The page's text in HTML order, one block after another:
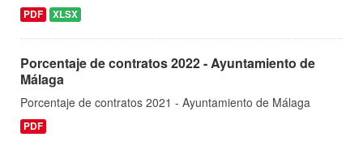
PDF XLSX
Porcentaje de contratos 2022 - Ayuntamiento de
Málaga
Porcentaje de contratos 2021 - Ayuntamiento de Málaga
PDF